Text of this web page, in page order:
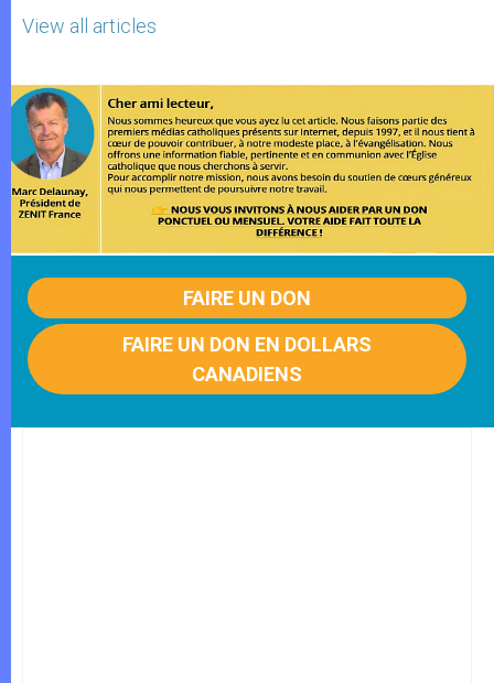
View all articles
FAIRE UN DON
FAIRE UN DON EN DOLLARS
CANADIENS